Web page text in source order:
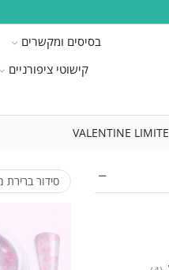
בסיסים ומקשרים
קישוטי ציפורניים
VALENTINE